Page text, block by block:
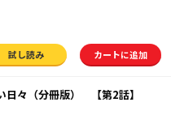
試し読み カートに追加
日々（分冊版） 【第2話】